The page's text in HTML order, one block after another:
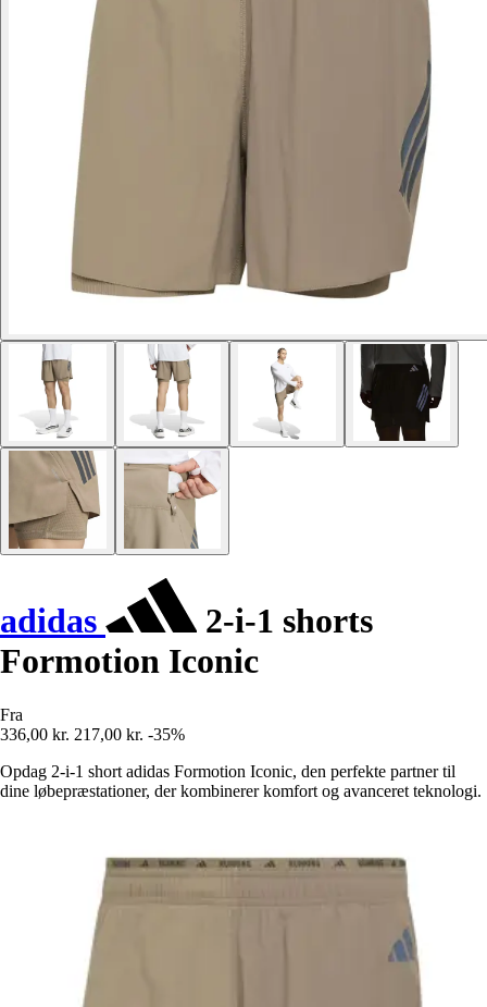
adidas
2-i-1 shorts
Formotion Iconic
Fra
336,00 kr. 217,00 kr. -35%
Opdag 2-i-1 short adidas Formotion Iconic, den perfekte partner til
dine løbepræstationer, der kombinerer komfort og avanceret teknologi.